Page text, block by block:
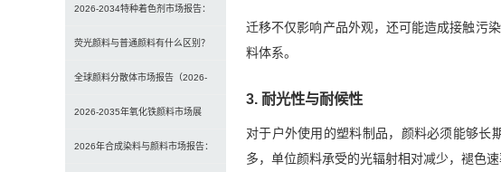
迁移不仅影响产品外观，还可能造成接触污
料体系。
3. 耐光性与耐候性
对于户外使用的塑料制品，颜料必须能够
多，单位颜料承受的光辐射相对减少，褪色速
2034）：2034年将达336亿美元，
亚太份额超四成
2026-2034特种着色剂市场报告：
规模、份额、趋势及预测
荧光颜料与普通颜料有什么区别？
发光原理、性能对比及应用解析
全球颜料分散体市场报告（2026-
2033）：无机颜料主导，涂料为最
大应用
2026-2035年氧化铁颜料市场展
望：全球规模将达41亿美元，建筑
2026年合成染料与颜料市场报告：